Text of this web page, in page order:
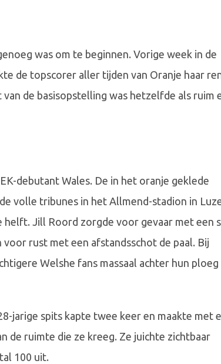
was om te beginnen. Vorige week in de
de topscorer aller tijden van Oranje haar
de basisopstelling was hetzelfde als ruim
debutant Wales. De in het oranje geklede
volle tribunes in het Allmend-stadion in
helft. Jill Roord zorgde voor gevaar met een
rust met een afstandsschot de paal. Bij
Welshe fans massaal achter hun ploeg
jarige spits kapte twee keer en maakte met
de ruimte die ze kreeg. Ze juichte zichtbaar
100 uit.